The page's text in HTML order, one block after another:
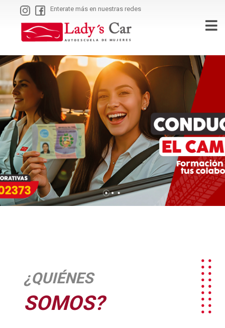
Enterate más en nuestras redes
¿QUIÉNES
SOMOS?